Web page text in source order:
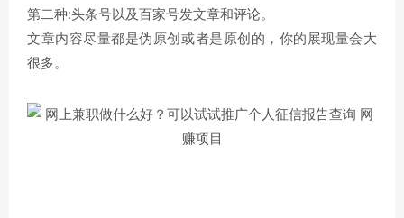
第二种:头条号以及百家号发文章和评论。
文章内容尽量都是伪原创或者是原创的，你的展现量会大
很多。